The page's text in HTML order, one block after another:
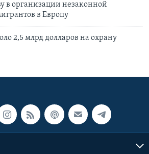
в организации незаконной
в Европу
2,5 млрд долларов на охрану